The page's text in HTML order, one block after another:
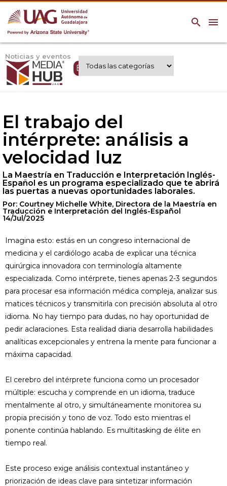
menu
search
Noticias y eventos
Expertos UAG
El trabajo del
intérprete: análisis a
velocidad luz
La Maestría en Traducción e Interpretación Inglés-
Español es un programa especializado que te abrirá
las puertas a nuevas oportunidades laborales.
Por: Courtney Michelle White, Directora de la Maestría en
Traducción e Interpretación del Inglés-Español
14/Jul/2025
Imagina esto: estás en un congreso internacional de
medicina y el cardiólogo acaba de explicar una técnica
quirúrgica innovadora con terminología altamente
especializada. Como intérprete, tienes apenas 2-3 segundos
para procesar esa información médica compleja, analizar sus
matices técnicos y transmitirla con precisión absoluta al otro
idioma. No hay tiempo para dudas, no hay oportunidad de
pedir aclaraciones. Esta realidad diaria desarrolla habilidades
analíticas excepcionales y entrena la mente para funcionar a
máxima capacidad.
El cerebro del intérprete funciona como un procesador
múltiple: escucha y comprende en un idioma, traduce
mentalmente al otro, y simultáneamente monitorea su
propia precisión y tono de voz. Todo esto mientras el
ponente continúa hablando. Es multitasking de élite en
tiempo real.
Este proceso exige análisis contextual instantáneo y
priorización de ideas clave para sintetizar información